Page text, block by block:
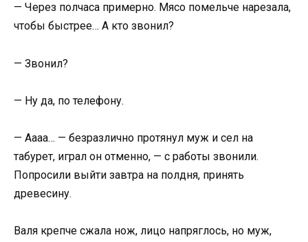
— Через полчаса примерно. Мясо помельче нарезала,
чтобы быстрее… А кто звонил?
— Звонил?
— Ну да, по телефону.
— Аааа… — безразлично протянул муж и сел на
табурет, играл он отменно, — с работы звонили.
Попросили выйти завтра на полдня, принять
древесину.
Валя крепче сжала нож, лицо напряглось, но муж,